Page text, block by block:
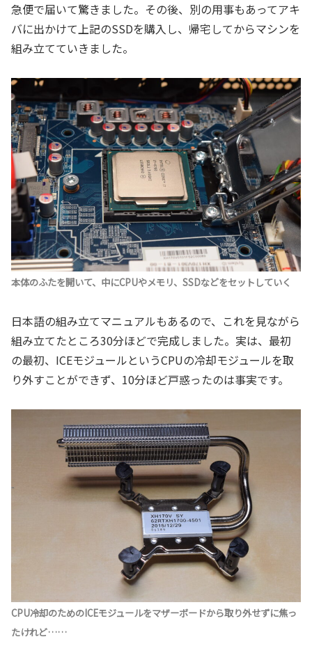
急便で届いて驚きました。その後、別の用事もあってアキ
バに出かけて上記のSSDを購入し、帰宅してからマシンを
組み立てていきました。
本体のふたを開いて、中にCPUやメモリ、SSDなどをセットしていく
日本語の組み立てマニュアルもあるので、これを見ながら
組み立てたところ30分ほどで完成しました。実は、最初
の最初、ICEモジュールというCPUの冷却モジュールを取
り外すことができず、10分ほど戸惑ったのは事実です。
CPU冷却のためのICEモジュールをマザーボードから取り外せずに焦っ
たけれど……